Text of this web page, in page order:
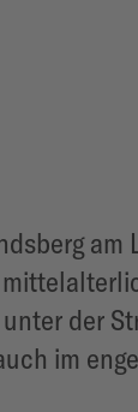
am
der
im